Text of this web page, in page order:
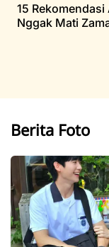
15
Nggak Mati
Berita Foto